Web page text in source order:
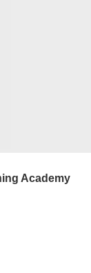
Academy